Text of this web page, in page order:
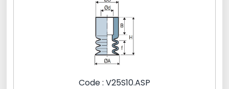
Code : V25S10.ASP